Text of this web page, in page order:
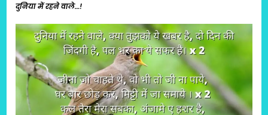
दुनिया में रहने वाले…!